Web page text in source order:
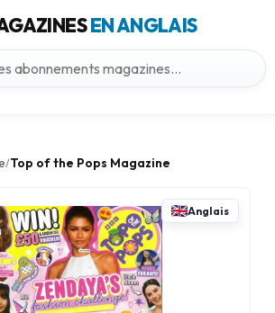
EN ANGLAIS
/Top of the Pops Magazine
Anglais